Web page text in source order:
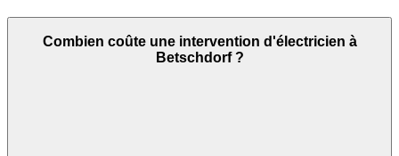
Combien coûte une intervention d'électricien à
Betschdorf ?